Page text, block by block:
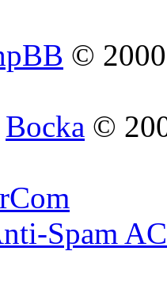
©
Bocka ©
Spam